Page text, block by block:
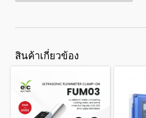
สินค้าเกี่ยวข้อง